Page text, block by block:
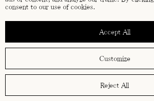
consent to our use of cookies.
Customize
Reject All
Accept All
términos y condiciones
política de cookies